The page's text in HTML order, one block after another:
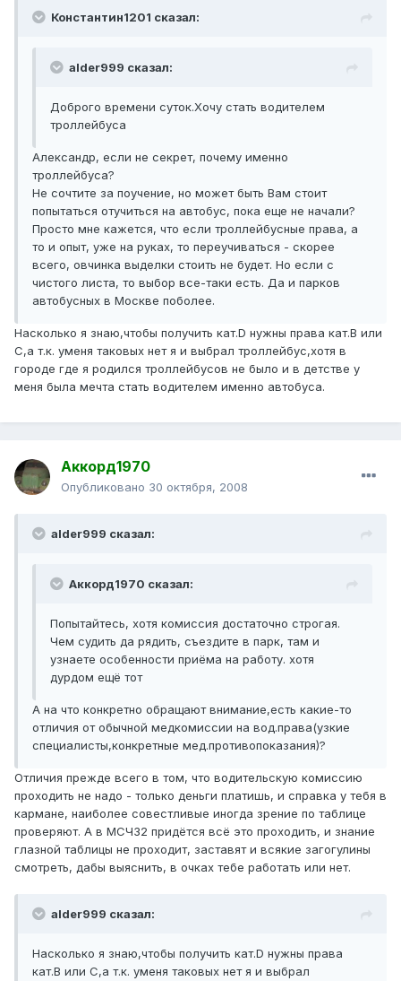
Константин1201 сказал:
alder999 сказал:
Доброго времени суток.Хочу стать водителем
троллейбуса
Александр, если не секрет, почему именно
троллейбуса?
Не сочтите за поучение, но может быть Вам стоит
попытаться отучиться на автобус, пока еще не начали?
Просто мне кажется, что если троллейбусные права, а
то и опыт, уже на руках, то переучиваться - скорее
всего, овчинка выделки стоить не будет. Но если с
чистого листа, то выбор все-таки есть. Да и парков
автобусных в Москве поболее.
Насколько я знаю,чтобы получить кат.D нужны права кат.В или
С,а т.к. уменя таковых нет я и выбрал троллейбус,хотя в
городе где я родился троллейбусов не было и в детстве у
меня была мечта стать водителем именно автобуса.
Аккорд1970
Опубликовано 30 октября, 2008
alder999 сказал:
Аккорд1970 сказал:
Попытайтесь, хотя комиссия достаточно строгая.
Чем судить да рядить, съездите в парк, там и
узнаете особенности приёма на работу. хотя
дурдом ещё тот
А на что конкретно обращают внимание,есть какие-то
отличия от обычной медкомиссии на вод.права(узкие
специалисты,конкретные мед.противопоказания)?
Отличия прежде всего в том, что водительскую комиссию
проходить не надо - только деньги платишь, и справка у тебя в
кармане, наиболее совестливые иногда зрение по таблице
проверяют. А в МСЧ32 придётся всё это проходить, и знание
глазной таблицы не проходит, заставят и всякие загогулины
смотреть, дабы выяснить, в очках тебе работать или нет.
alder999 сказал:
Насколько я знаю,чтобы получить кат.D нужны права
кат.В или С,а т.к. уменя таковых нет я и выбрал